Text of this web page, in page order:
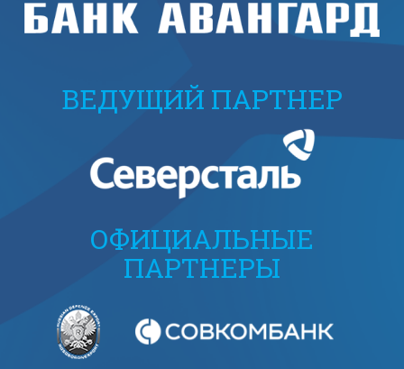
ВЕДУЩИЙ ПАРТНЕР
ОФИЦИАЛЬНЫЕ
ПАРТНЕРЫ